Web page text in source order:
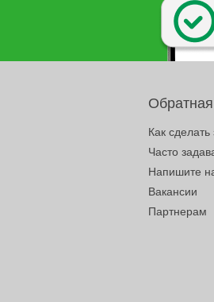
Как сделать
Часто
Напишите
Вакансии
Партнерам